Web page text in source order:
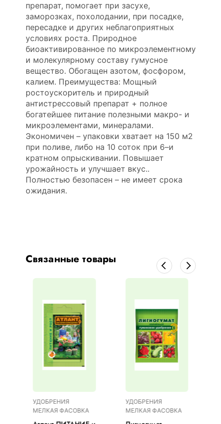
препарат, помогает при засухе,
заморозках, похолодании, при посадке,
пересадке и других неблагоприятных
условиях роста. Природное
биоактивированное по микроэлементному
и молекулярному составу гумусное
вещество. Обогащен азотом, фосфором,
калием. Преимущества: Мощный
ростоускоритель и природный
антистрессовый препарат + полное
богатейшее питание полезными макро- и
микроэлементами, минералами.
Экономичен – упаковки хватает на 150 м2
при поливе, либо на 10 соток при 6–и
кратном опрыскивании. Повышает
урожайность и улучшает вкус..
Полностью безопасен – не имеет срока
ожидания.
Связанные товары
УДОБРЕНИЯ
МЕЛКАЯ ФАСОВКА
УДОБРЕНИЯ
МЕЛКАЯ ФАСОВКА